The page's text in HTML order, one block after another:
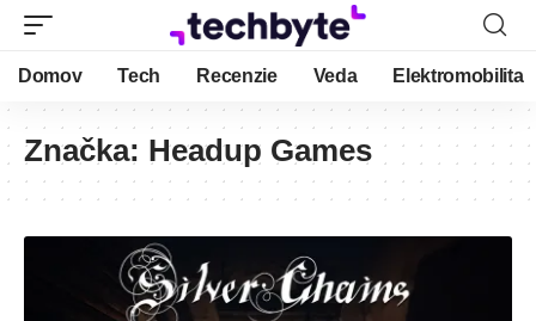
Domov Tech Recenzie Veda Elektromobilita
Značka: Headup Games